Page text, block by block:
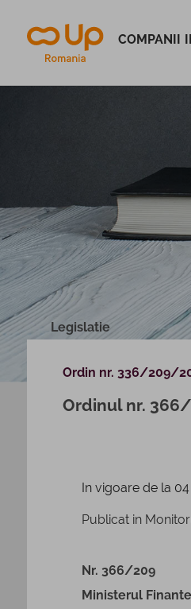
COMPANII
Legislatie
Ordin nr. 336/209/
Ordinul nr.
In vigoare de la
Publicat in
Nr. 366/209
Ministerul